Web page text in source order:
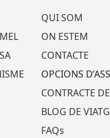
QUI SOM
ON ESTEM
CONTACTE
OPCIONS
CONTRACTE
BLOG DE
FAQs